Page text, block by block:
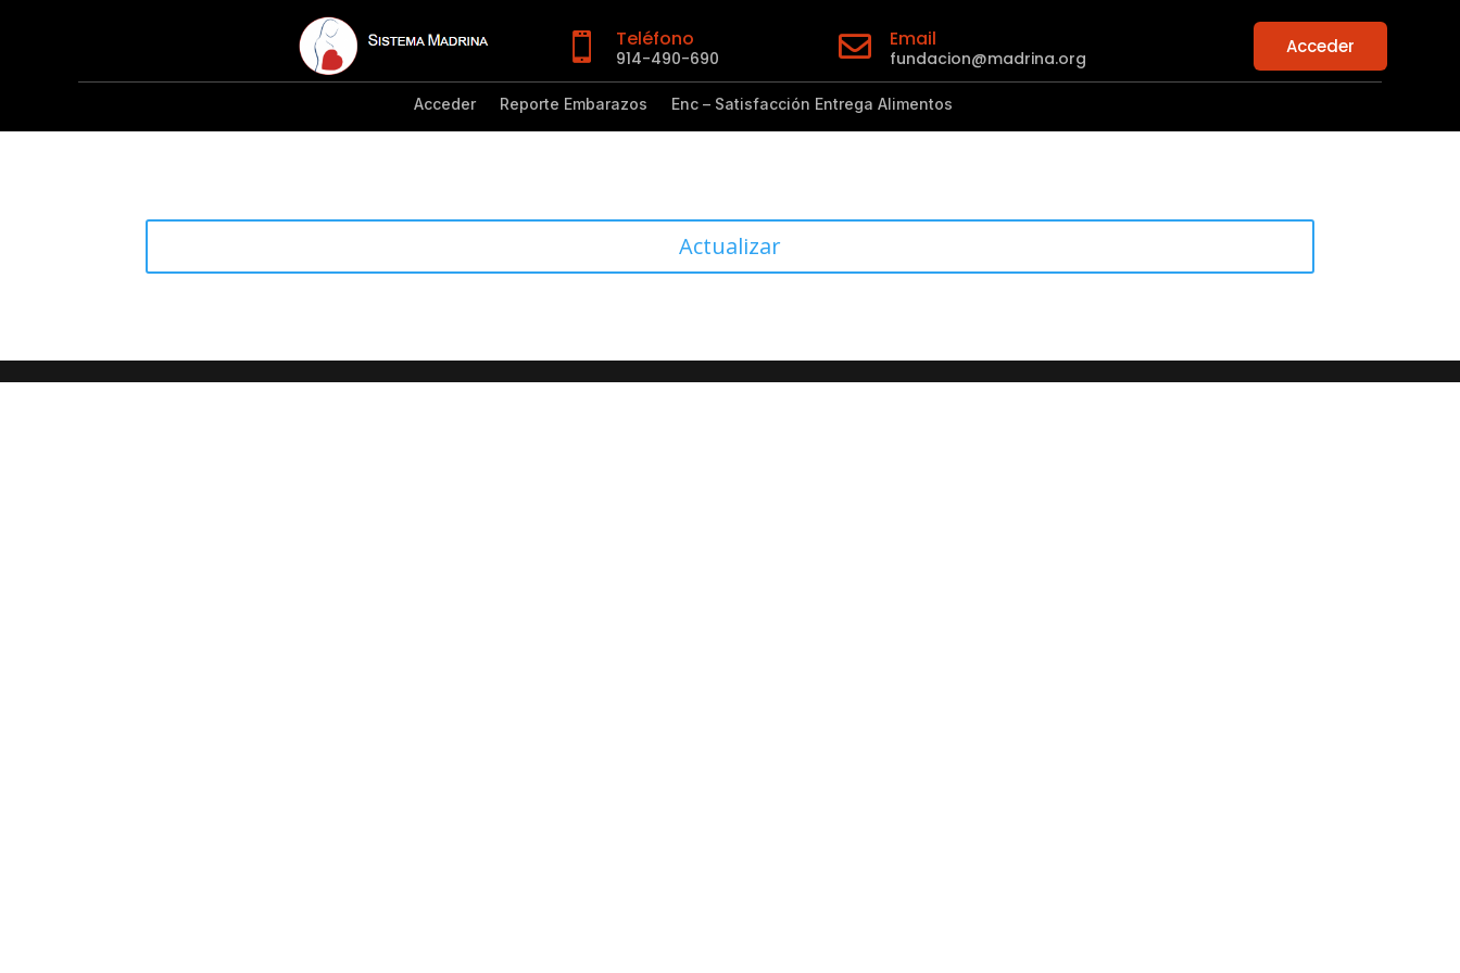
 Teléfono
914-490-690  Email
fundacion@madrina.org
Acceder
Acceder Reporte Embarazos Enc – Satisfacción Entrega Alimentos
Actualizar